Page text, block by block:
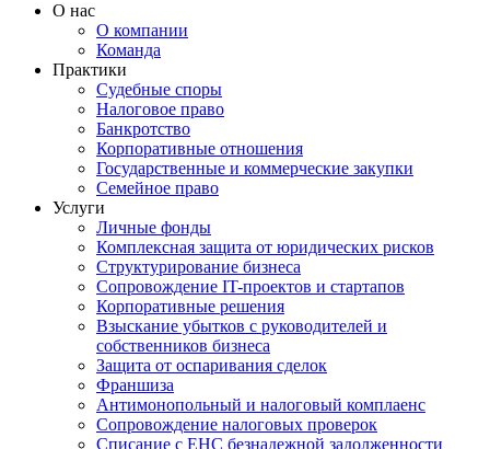
О нас
О компании
Команда
Практики
Судебные споры
Налоговое право
Банкротство
Корпоративные отношения
Государственные и коммерческие закупки
Семейное право
Услуги
Личные фонды
Комплексная защита от юридических рисков
Структурирование бизнеса
Сопровождение IT-проектов и стартапов
Корпоративные решения
Взыскание убытков с руководителей и
собственников бизнеса
Защита от оспаривания сделок
Франшиза
Антимонопольный и налоговый комплаенс
Сопровождение налоговых проверок
Списание с ЕНС безнадежной задолженности